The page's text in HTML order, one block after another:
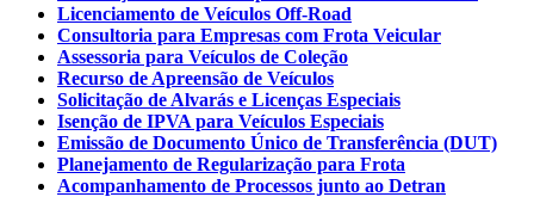
Licenciamento de Veículos Off-Road
Consultoria para Empresas com Frota Veicular
Assessoria para Veículos de Coleção
Recurso de Apreensão de Veículos
Solicitação de Alvarás e Licenças Especiais
Isenção de IPVA para Veículos Especiais
Emissão de Documento Único de Transferência (DUT)
Planejamento de Regularização para Frota
Acompanhamento de Processos junto ao Detran